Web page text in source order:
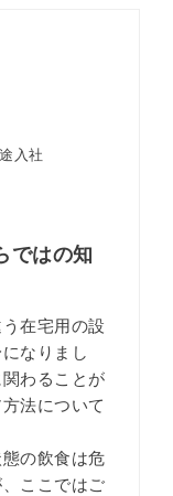
入社
ではの知
在宅用の設
なりまし
わることが
法について
の飲食は危
ここではご